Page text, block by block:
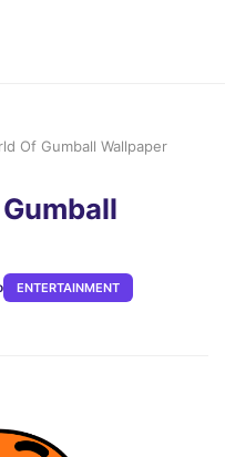
Of Gumball Wallpaper
ENTERTAINMENT